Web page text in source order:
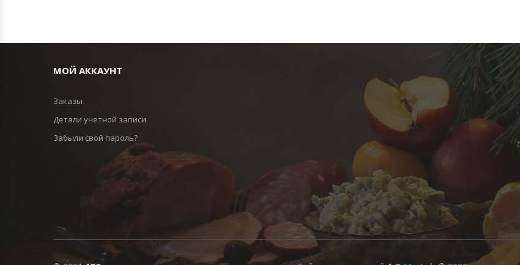
МОЙ АККАУНТ
Заказы
Детали учетной записи
Забыли свой пароль?